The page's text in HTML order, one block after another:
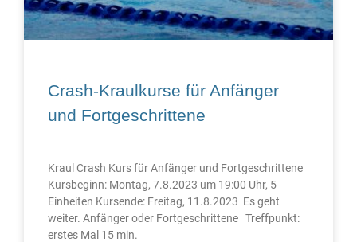
Crash-Kraulkurse für Anfänger
und Fortgeschrittene
Kraul Crash Kurs für Anfänger und Fortgeschrittene
Kursbeginn: Montag, 7.8.2023 um 19:00 Uhr, 5
Einheiten Kursende: Freitag, 11.8.2023 Es geht
weiter. Anfänger oder Fortgeschrittene Treffpunkt:
erstes Mal 15 min.